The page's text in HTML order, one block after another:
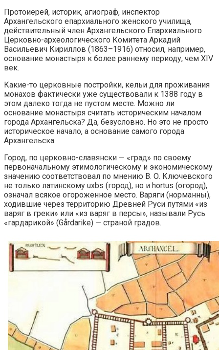
Протоиерей, историк, агиограф, инспектор
Архангельского епархиального женского училища,
действительный член Архангельского Епархиального
Церковно-археологического Комитета Аркадий
Васильевич Кириллов (1863–1916) относил, например,
основание монастыря к более раннему периоду, чем XIV
век.
Какие-то церковные постройки, кельи для проживания
монахов фактически уже существовали к 1388 году в
этом далеко тогда не пустом месте. Можно ли
основание монастыря считать историческим началом
города Архангельска? Да, безусловно. Но это не просто
историческое начало, а основание самого города
Архангельска.
Город, по церковно-славянски — «град» по своему
первоначальному этимологическому и экономическому
значению соответствовал по мнению В. О. Ключевского
не только латинскому uxbs (город), но и hortus (огород),
означал всякое огороженное место. Варяги (норманны),
ходившие через территорию Древней Руси путями «из
варяг в греки» или «из варяг в персы», называли Русь
«гардарикой» (Gårdarike) — страной градов.